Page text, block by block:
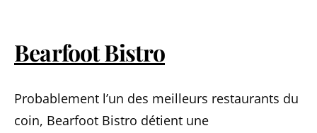
Bearfoot Bistro
Probablement l’un des meilleurs restaurants du
coin, Bearfoot Bistro détient une